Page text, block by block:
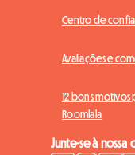
Centro de
Avaliações e
12 bons motivos
Roomlala
Junte-se à nossa